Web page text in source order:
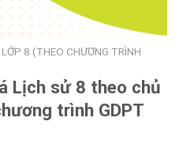
LỚP 8 (THEO CHƯƠNG TRÌNH
Lịch sử 8 theo chủ
trình GDPT